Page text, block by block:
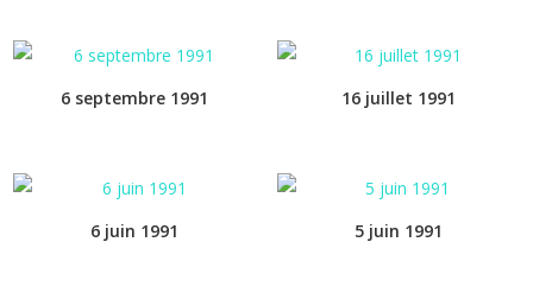
6 septembre 1991 16 juillet 1991
6 juin 1991 5 juin 1991